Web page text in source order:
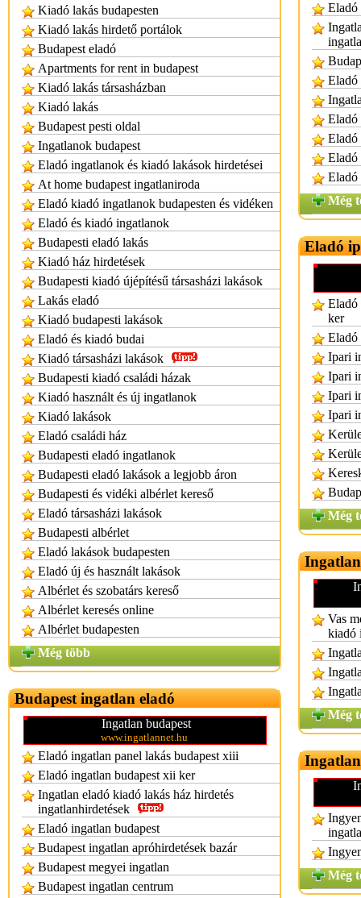
Kiadó lakás budapesten
Kiadó lakás hirdető portálok
Budapest eladó
Apartments for rent in budapest
Kiadó lakás társasházban
Kiadó lakás
Budapest pesti oldal
Ingatlanok budapest
Eladó ingatlanok és kiadó lakások hirdetései
At home budapest ingatlaniroda
Eladó kiadó ingatlanok budapesten és vidéken
Eladó és kiadó ingatlanok
Budapesti eladó lakás
Kiadó ház hirdetések
Budapesti kiadó újépítésű társasházi lakások
Lakás eladó
Kiadó budapesti lakások
Eladó és kiadó budai
Kiadó társasházi lakások
Budapesti kiadó családi házak
Kiadó használt és új ingatlanok
Kiadó lakások
Eladó családi ház
Budapesti eladó ingatlanok
Budapesti eladó lakások a legjobb áron
Budapesti és vidéki albérlet kereső
Eladó társasházi lakások
Budapesti albérlet
Eladó lakások budapesten
Eladó új és használt lakások
Albérlet és szobatárs kereső
Albérlet keresés online
Albérlet budapesten
Még több
Budapest ingatlan eladó
Ingatlan budapest
www.ingatlannet.hu
Eladó ingatlan panel lakás budapest xiii
Eladó ingatlan budapest xii ker
Ingatlan eladó kiadó lakás ház hirdetés
ingatlanhirdetések
Eladó ingatlan budapest
Budapest ingatlan apróhirdetések bazár
Budapest megyei ingatlan
Budapest ingatlan centrum
Eladó
Eladó
Eladó
Eladó
Eladó
Eladó
Még
Eladó
Eladó
ker
Eladó
Ipari
Ipari
Ipari
Ipari
Még
Vas
kiadó
Még
Még